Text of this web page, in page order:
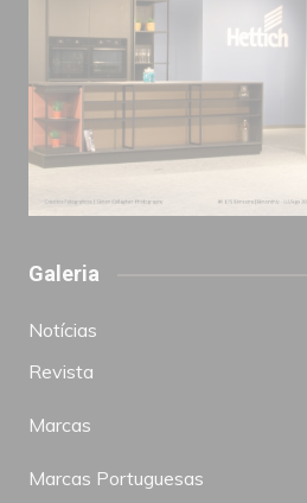
Galeria
Notícias
Revista
Marcas
Marcas Portuguesas